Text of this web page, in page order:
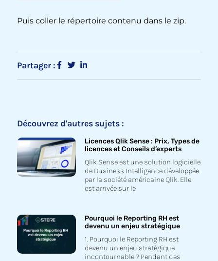
Puis coller le répertoire contenu dans le zip.
Partager :
Découvrez d'autres sujets :
Licences Qlik Sense : Prix, Types de
licences et Conseils d’experts
Qlik Sense est une solution logicielle
de Business Intelligence développée
par la société américaine Qlik. Elle
est arrivée sur le
Pourquoi le Reporting RH est
devenu un enjeu stratégique
1. Pourquoi le Reporting RH est
devenu un enjeu stratégique
incontournable ? Pendant des